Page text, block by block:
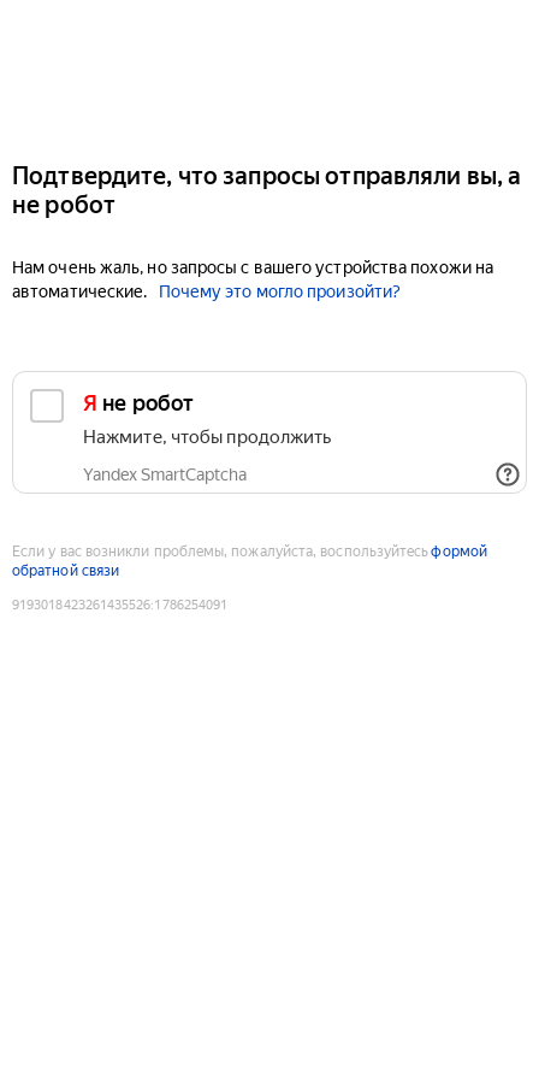
Подтвердите, что запросы отправляли вы, а
не робот
Нам очень жаль, но запросы с вашего устройства похожи на
автоматические.
Почему это могло произойти?
Я не робот
Нажмите, чтобы продолжить
Yandex SmartCaptcha
Если у вас возникли проблемы, пожалуйста, воспользуйтесьформой
обратной связи
9193018423261435526:1786254091